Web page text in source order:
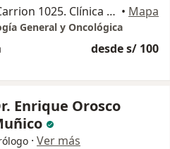
Av. Daniel Alcides Carrion 1025. Clínica Bilbao, Huancayo • Mapa
General y Oncológica
desde s/ 100
Enrique Orosco
· Ver más